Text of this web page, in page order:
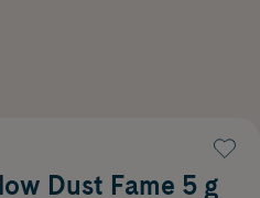
Dust Fame 5 g